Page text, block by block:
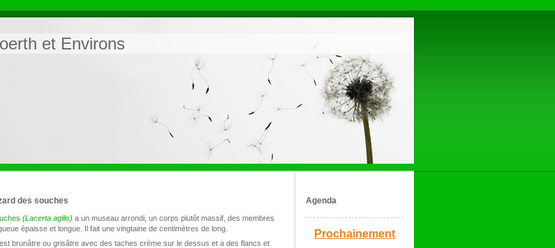
et Environs
des souches
(Lacerta agilis) a un museau arrondi, un corps plutôt massif, des membres
épaisse et longue. Il fait une vingtaine de centimètres de long.
brunâtre ou grisâtre avec des taches crème sur le dessus et a des flancs et
Agenda
Prochainement